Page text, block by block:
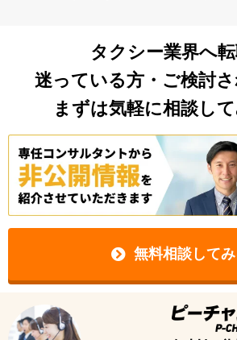
タクシー業界へ
迷っている方・ご検討
まずは気軽に相談して
無料相談して